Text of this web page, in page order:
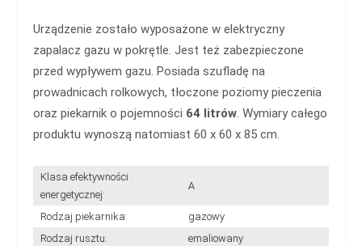
Urządzenie zostało wyposażone w elektryczny
zapalacz gazu w pokrętle. Jest też zabezpieczone
przed wypływem gazu. Posiada szufladę na
prowadnicach rolkowych, tłoczone poziomy pieczenia
oraz piekarnik o pojemności 64 litrów. Wymiary całego
produktu wynoszą natomiast 60 x 60 x 85 cm.
Klasa efektywności
energetycznej:
A
Rodzaj piekarnika:
gazowy
Rodzaj rusztu:
emaliowany